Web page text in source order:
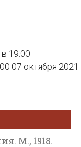
19:00
07 октября 2021
М., 1918.